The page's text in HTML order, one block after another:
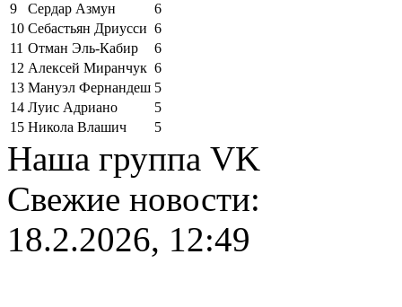
9
Сердар Азмун
6
10 Себастьян Дриусси 6
11 Отман Эль-Кабир
6
12 Алексей Миранчук 6
13 Мануэл Фернандеш 5
14 Луис Адриано
5
15 Никола Влашич 5
Наша группа VK
Свежие новости:
18.2.2026, 12:49